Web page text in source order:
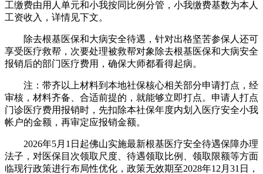
工缴费由用人单元和小我按同比例分管，小我缴费基数为本人
工资收入，详情见下文。
除去根基医保和大病安全待遇，针对出格坚苦参保人还可
享受医疗救帮，次要处理被救帮对象除去根基医保和大病安全
报销后的部门医疗费用，确保大师都看得起病。
注：带齐以上材料到本地社保核心相关部分申请打点，经
审核，材料齐备、合适前提的，就能够立即打点。申请人打点
门诊医疗费用报销时，先扣除本社保年度内划入医疗安全小我
帐户的金额，再审定应报销金额。
2026年5月1日起佛山实施最新根基医疗安全待遇保障办理
法子，对医保目次领取尺度、待遇领取比例、领取限额等方面
临现行政策进行布局性优化，政策无效期至2028年12月31日，